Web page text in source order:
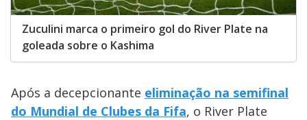
Zuculini marca o primeiro gol do River Plate na
goleada sobre o Kashima
Após a decepcionante eliminação na semifinal
do Mundial de Clubes da Fifa, o River Plate